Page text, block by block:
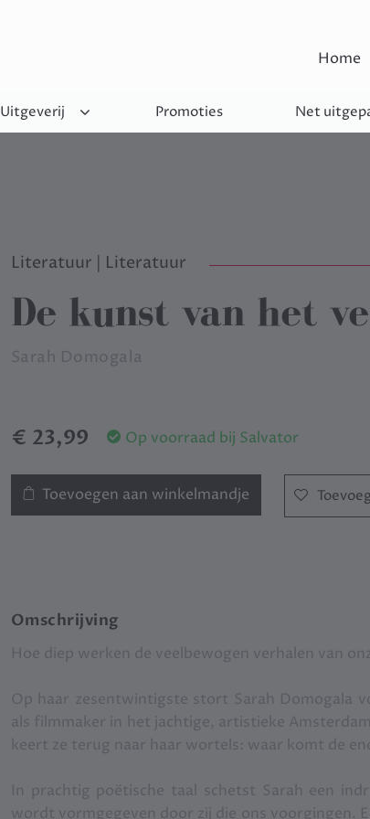
Home
Uitgeverij Promoties Net
Literatuur | Literatuur
De kunst van het
Sarah Domogala
€ 23,99 Op voorraad bij Salvator
Toevoegen aan winkelmandje
Omschrijving
Hoe diep werken de veelbewogen verhalen van
Op haar zesentwintigste stort Sarah Domogala
als filmmaker in het jachtige, artistieke
keert ze terug naar haar wortels: waar komt de
In prachtig poëtische taal schetst Sarah een
wordt vormgegeven door zij die ons voorgingen.